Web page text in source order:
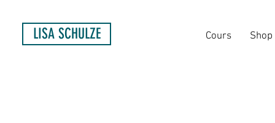
Cours Shop
LISA SCHULZE